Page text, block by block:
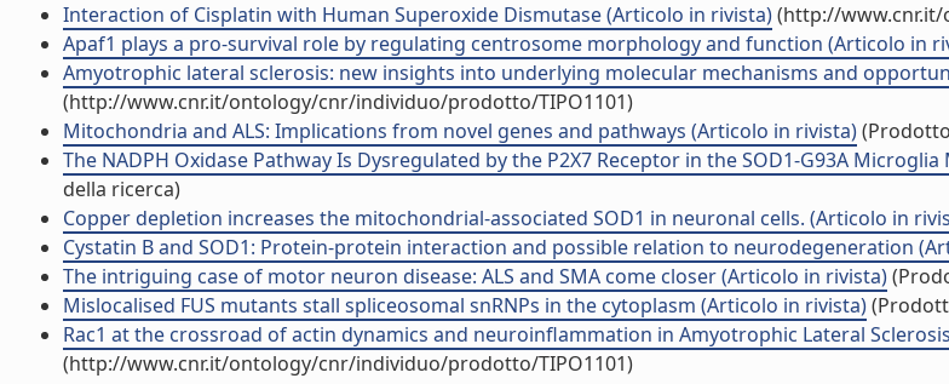
Interaction of Cisplatin with Human Superoxide Dismutase (Articolo in rivista)(http://
Apaf1 plays a pro-survival role by regulating centrosome morphology and function (Articolo in
Amyotrophic lateral sclerosis: new insights into underlying molecular mechanisms and
(http://www.cnr.it/ontology/cnr/individuo/prodotto/TIPO1101)
Mitochondria and ALS: Implications from novel genes and pathways (Articolo in rivista)
The NADPH Oxidase Pathway Is Dysregulated by the P2X7 Receptor in the SOD1-G93A
della ricerca)
Copper depletion increases the mitochondrial-associated SOD1 in neuronal cells. (Articolo in
Cystatin B and SOD1: Protein-protein interaction and possible relation to neurodegeneration
The intriguing case of motor neuron disease: ALS and SMA come closer (Articolo in rivista)
Mislocalised FUS mutants stall spliceosomal snRNPs in the cytoplasm (Articolo in rivista)
Rac1 at the crossroad of actin dynamics and neuroinflammation in Amyotrophic Lateral
(http://www.cnr.it/ontology/cnr/individuo/prodotto/TIPO1101)